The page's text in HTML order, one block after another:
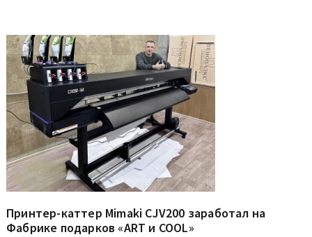
Принтер-каттер Mimaki CJV200 заработал на
Фабрике подарков «ART и COOL»